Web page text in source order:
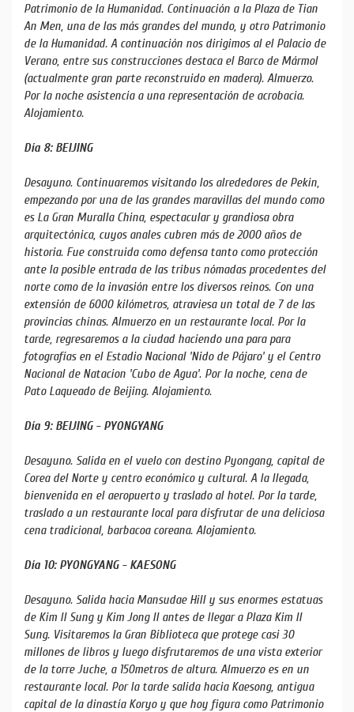
Patrimonio de la Humanidad. Continuación a la Plaza de Tian
An Men, una de las más grandes del mundo, y otro Patrimonio
de la Humanidad. A continuación nos dirigimos al el Palacio de
Verano, entre sus construcciones destaca el Barco de Mármol
(actualmente gran parte reconstruido en madera). Almuerzo.
Por la noche asistencia a una representación de acrobacia.
Alojamiento.
Día 8: BEIJING
Desayuno. Continuaremos visitando los alrededores de Pekin,
empezando por una de las grandes maravillas del mundo como
es La Gran Muralla China, espectacular y grandiosa obra
arquitectónica, cuyos anales cubren más de 2000 años de
historia. Fue construida como defensa tanto como protección
ante la posible entrada de las tribus nómadas procedentes del
norte como de la invasión entre los diversos reinos. Con una
extensión de 6000 kilómetros, atraviesa un total de 7 de las
provincias chinas. Almuerzo en un restaurante local. Por la
tarde, regresaremos a la ciudad haciendo una para para
fotografías en el Estadio Nacional 'Nido de Pájaro' y el Centro
Nacional de Natacion 'Cubo de Agua'. Por la noche, cena de
Pato Laqueado de Beijing. Alojamiento.
Día 9: BEIJING - PYONGYANG
Desayuno. Salida en el vuelo con destino Pyongang, capital de
Corea del Norte y centro económico y cultural. A la llegada,
bienvenida en el aeropuerto y traslado al hotel. Por la tarde,
traslado a un restaurante local para disfrutar de una deliciosa
cena tradicional, barbacoa coreana. Alojamiento.
Día 10: PYONGYANG - KAESONG
Desayuno. Salida hacia Mansudae Hill y sus enormes estatuas
de Kim Il Sung y Kim Jong Il antes de llegar a Plaza Kim Il
Sung. Visitaremos la Gran Biblioteca que protege casi 30
millones de libros y luego disfrutaremos de una vista exterior
de la torre Juche, a 150metros de altura. Almuerzo es en un
restaurante local. Por la tarde salida hacia Kaesong, antigua
capital de la dinastía Koryo y que hoy figura como Patrimonio